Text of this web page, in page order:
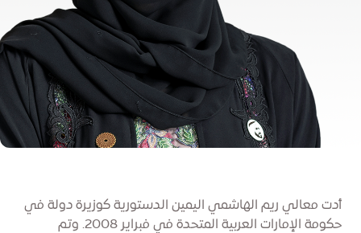
أدت معالي ريم الهاشمي اليمين الدستورية كوزيرة دولة في
حكومة الإمارات العربية المتحدة في فبراير 2008. وتم